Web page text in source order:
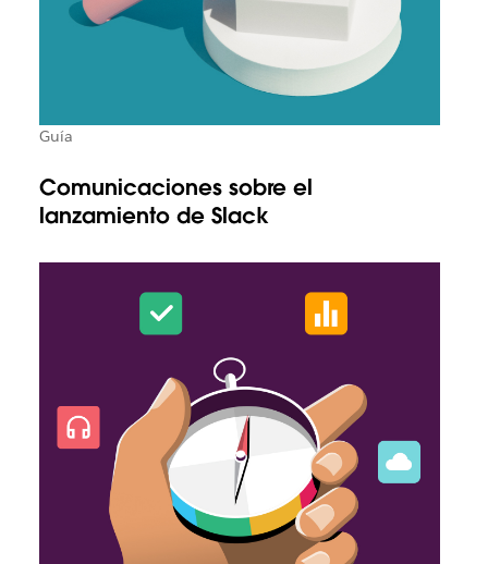
Guía
Comunicaciones sobre el
lanzamiento de Slack